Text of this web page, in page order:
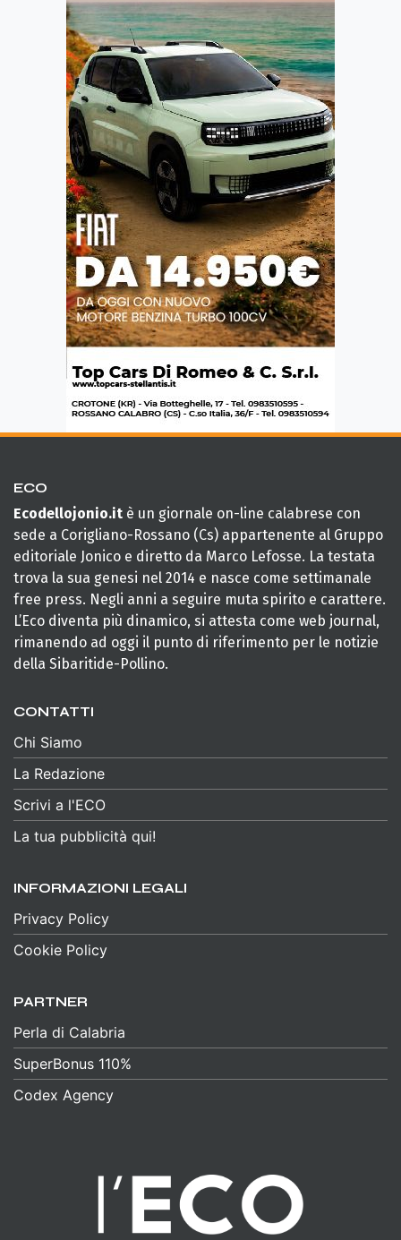
ECO
Ecodellojonio.it è un giornale on-line calabrese con
sede a Corigliano-Rossano (Cs) appartenente al Gruppo
editoriale Jonico e diretto da Marco Lefosse. La testata
trova la sua genesi nel 2014 e nasce come settimanale
free press. Negli anni a seguire muta spirito e carattere.
L’Eco diventa più dinamico, si attesta come web journal,
rimanendo ad oggi il punto di riferimento per le notizie
della Sibaritide-Pollino.
CONTATTI
Chi Siamo
La Redazione
Scrivi a l'ECO
La tua pubblicità qui!
INFORMAZIONI LEGALI
Privacy Policy
Cookie Policy
PARTNER
Perla di Calabria
SuperBonus 110%
Codex Agency